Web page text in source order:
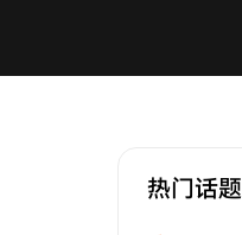
热门话题